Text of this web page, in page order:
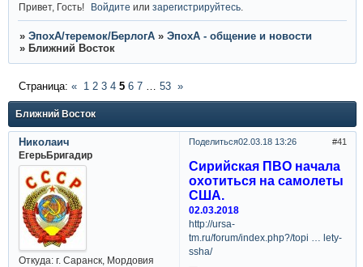
Привет, Гость! Войдите илизарегистрируйтесь
» ЭпохА/теремок/БерлогА » ЭпохА - общение и новости
» Ближний Восток
Ближний Восток
Страница: « 1 2 3 4 5 6 7 … 53 »
Поделиться 41
02.03.18 13:26
Николаич
ЕгерьБригадир
Откуда:г. Саранск, Мордовия
Сирийская ПВО начала
охотиться на самолеты
США.
02.03.2018
http://ursa-
tm.ru/forum/index.php?/topi … lety-
ssha/